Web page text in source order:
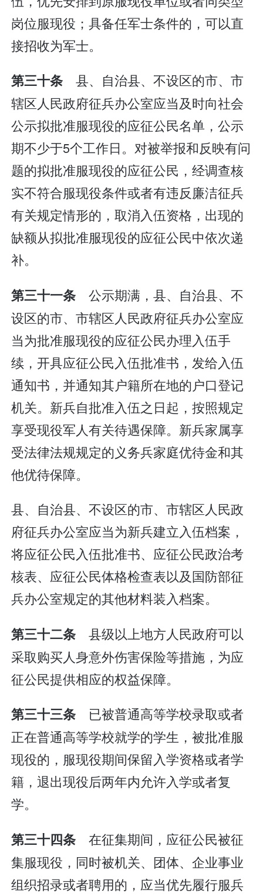
岗位服现役；具备任军士条件的，可以直
接招收为军士。
第三十条 县、自治县、不设区的市、市
辖区人民政府征兵办公室应当及时向社会
公示拟批准服现役的应征公民名单，公示
期不少于5个工作日。对被举报和反映有问
题的拟批准服现役的应征公民，经调查核
实不符合服现役条件或者有违反廉洁征兵
有关规定情形的，取消入伍资格，出现的
缺额从拟批准服现役的应征公民中依次递
补。
第三十一条 公示期满，县、自治县、不
设区的市、市辖区人民政府征兵办公室应
当为批准服现役的应征公民办理入伍手
续，开具应征公民入伍批准书，发给入伍
通知书，并通知其户籍所在地的户口登记
机关。新兵自批准入伍之日起，按照规定
享受现役军人有关待遇保障。新兵家属享
受法律法规规定的义务兵家庭优待金和其
他优待保障。
县、自治县、不设区的市、市辖区人民政
府征兵办公室应当为新兵建立入伍档案，
将应征公民入伍批准书、应征公民政治考
核表、应征公民体格检查表以及国防部征
兵办公室规定的其他材料装入档案。
第三十二条 县级以上地方人民政府可以
采取购买人身意外伤害保险等措施，为应
征公民提供相应的权益保障。
第三十三条 已被普通高等学校录取或者
正在普通高等学校就学的学生，被批准服
现役的，服现役期间保留入学资格或者学
籍，退出现役后两年内允许入学或者复
学。
第三十四条 在征集期间，应征公民被征
集服现役，同时被机关、团体、企业事业
组织招录或者聘用的，应当优先履行服兵